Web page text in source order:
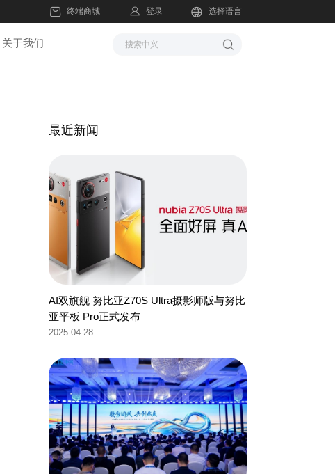
终端商城 登录 选择语言
关于我们
最近新闻
AI双旗舰 努比亚Z70S Ultra摄影师版与努比
亚平板 Pro正式发布
2025-04-28